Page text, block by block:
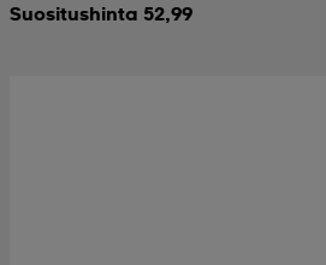
Suositushinta 52,99